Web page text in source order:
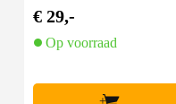
€ 29,-
Op voorraad
+